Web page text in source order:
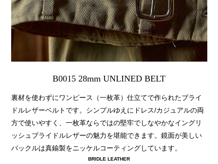
B0015 28mm UNLINED BELT
裏材を使わずにワンピース（一枚革）仕立てで作られたブライ
ドルレザーベルトです。シンプルゆえにドレス/カジュアルの両
方で使いやすく、一枚革ならではの堅牢でしなやかなイングリ
ッシュブライドルレザーの魅力を堪能できます。鏡面が美しい
バックルは真鍮製をニッケルコーティングしています。
BRIDLE LEATHER